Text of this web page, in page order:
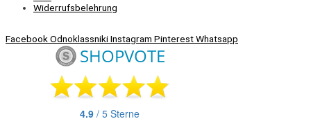
Widerrufsbelehrung
FacebookOdnoklassnikiInstagram PinterestWhatsapp